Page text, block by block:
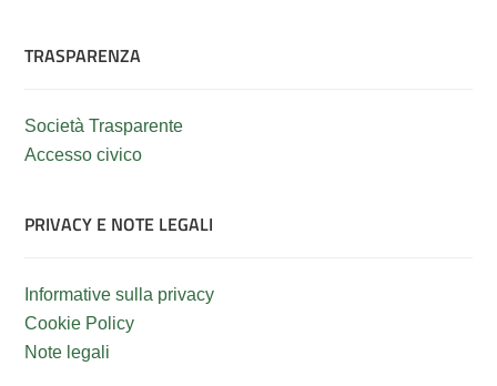
TRASPARENZA
Società Trasparente
Accesso civico
PRIVACY E NOTE LEGALI
Informative sulla privacy
Cookie Policy
Note legali